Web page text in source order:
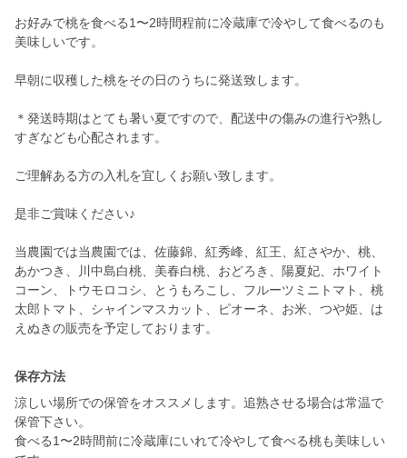
お好みで桃を食べる1〜2時間程前に冷蔵庫で冷やして食べるのも
美味しいです。
早朝に収穫した桃をその日のうちに発送致します。
＊発送時期はとても暑い夏ですので、配送中の傷みの進行や熟し
すぎなども心配されます。
ご理解ある方の入札を宜しくお願い致します。
是非ご賞味ください♪
当農園では当農園では、佐藤錦、紅秀峰、紅王、紅さやか、桃、
あかつき、川中島白桃、美春白桃、おどろき、陽夏妃、ホワイト
コーン、トウモロコシ、とうもろこし、フルーツミニトマト、桃
太郎トマト、シャインマスカット、ピオーネ、お米、つや姫、は
えぬきの販売を予定しております。
保存方法
涼しい場所での保管をオススメします。追熟させる場合は常温で
保管下さい。
食べる1〜2時間前に冷蔵庫にいれて冷やして食べる桃も美味しい